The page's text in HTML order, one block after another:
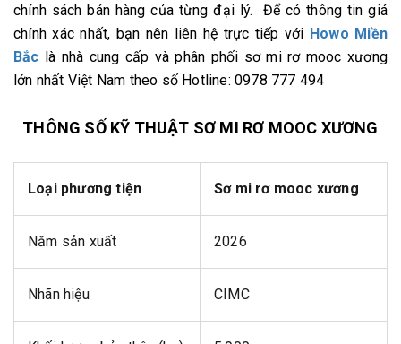
chính sách bán hàng của từng đại lý. Để có thông tin giá
chính xác nhất, bạn nên liên hệ trực tiếp với Howo Miền
Bắc là nhà cung cấp và phân phối sơ mi rơ mooc xương
lớn nhất Việt Nam theo số Hotline: 0978 777 494
THÔNG SỐ KỸ THUẬT SƠ MI RƠ MOOC XƯƠNG
Loại phương tiện Sơ mi rơ mooc xương
Năm sản xuất 2026
Nhãn hiệu CIMC